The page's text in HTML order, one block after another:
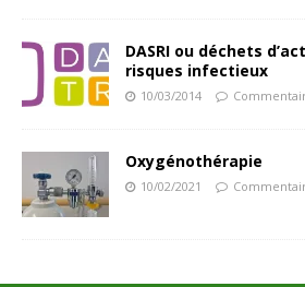
DASRI ou déchets
risques infectieux
10/03/2014
Oxygénothérapie
10/02/2021